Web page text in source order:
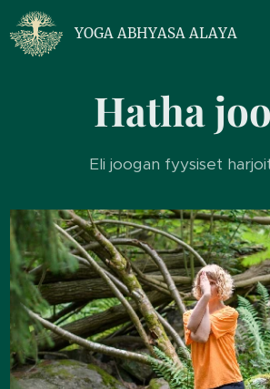
YOGA ABHYASA ALAYA
Hatha
Eli joogan fyysiset